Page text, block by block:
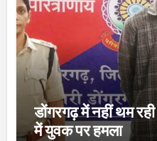
डोंगरगढ़ में नहीं थम
में युवक पर हमला